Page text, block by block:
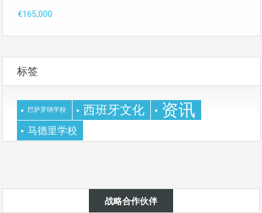
€165,000
标签
巴萨罗纳学校 西班牙文化 资讯
马德里学校
战略合作伙伴